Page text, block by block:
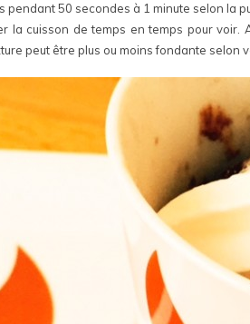
pendant 50 secondes à 1 minute selon la
la cuisson de temps en temps pour voir.
peut être plus ou moins fondante selon